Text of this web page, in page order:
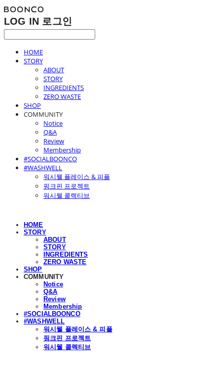
LOG IN 로그인
HOME
STORY
ABOUT
STORY
INGREDIENTS
ZERO WASTE
SHOP
COMMUNITY
Notice
Q&A
Review
Membership
#SOCIALBOONCO
#WASHWELL
워시웰 플레이스 & 피플
핑크핀 프로젝트
워시웰 콜렉티브
HOME
STORY
ABOUT
STORY
INGREDIENTS
ZERO WASTE
SHOP
COMMUNITY
Notice
Q&A
Review
Membership
#SOCIALBOONCO
#WASHWELL
워시웰 플레이스 & 피플
핑크핀 프로젝트
워시웰 콜렉티브